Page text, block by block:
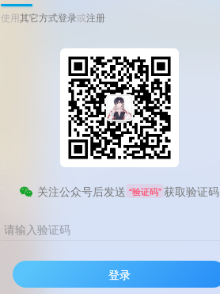
使用其它方式登录或注册
关注公众号后发送 “验证码” 获取验证码
请输入验证码
登录